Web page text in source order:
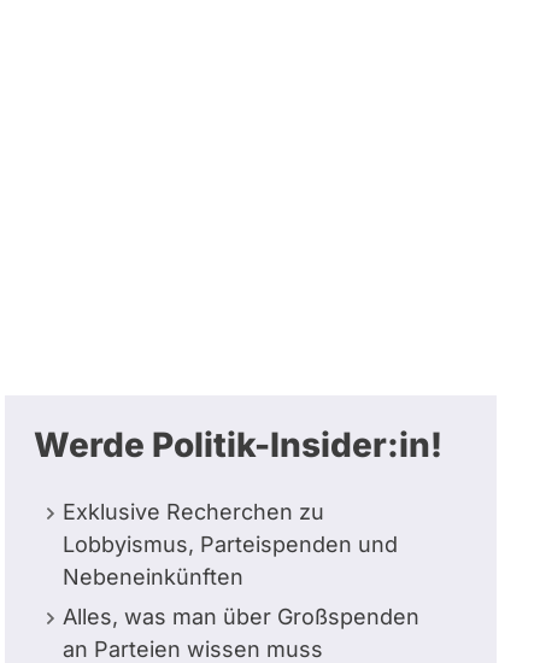
Werde Politik-Insider:in!
Exklusive Recherchen zu
Lobbyismus, Parteispenden und
Nebeneinkünften
Alles, was man über Großspenden
an Parteien wissen muss